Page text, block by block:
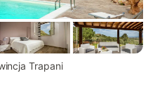
Trapani